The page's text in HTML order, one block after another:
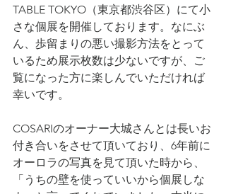
TABLE TOKYO（東京都渋谷区）にて小
さな個展を開催しております。なにぶ
ん、歩留まりの悪い撮影方法をとって
いるため展示枚数は少ないですが、ご
覧になった方に楽しんでいただければ
幸いです。
COSARIのオーナー大城さんとは長いお
付き合いをさせて頂いており、6年前に
オーロラの写真を見て頂いた時から、
「うちの壁を使っていいから個展しな